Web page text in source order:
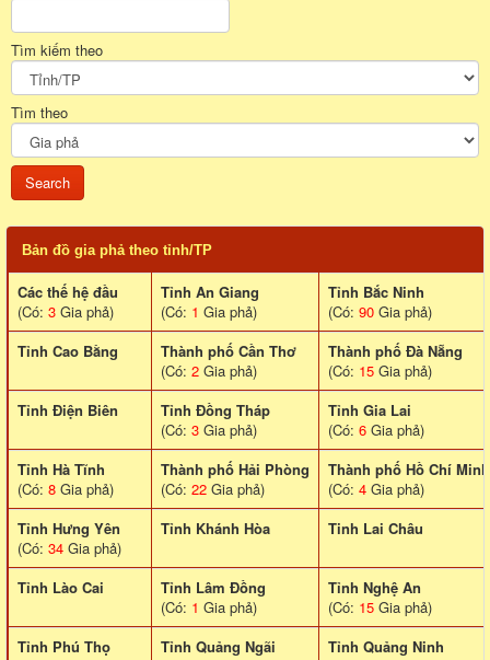
Tìm kiếm theo
Tìm theo
Bản đồ gia phả theo tỉnh/TP
Các thế hệ đầu
(Có: 3 Gia phả)
Tỉnh An Giang
(Có: 1 Gia phả)
Tỉnh Bắc Ninh
(Có: 90 Gia phả)
Tỉnh Cao Bằng
Thành phố Cần Thơ
(Có: 2 Gia phả)
Thành phố Đà Nẵng
(Có: 15 Gia phả)
Tỉnh Điện Biên
Tỉnh Đồng Tháp
(Có: 3 Gia phả)
Tỉnh Gia Lai
(Có: 6 Gia phả)
Tỉnh Hà Tĩnh
(Có: 8 Gia phả)
Thành phố Hải Phòng
(Có: 22 Gia phả)
Thành phố Hồ Chí Minh
(Có: 4 Gia phả)
Tỉnh Hưng Yên
(Có: 34 Gia phả)
Tỉnh Khánh Hòa Tinh Lai Châu
Tỉnh Lào Cai
Tỉnh Lâm Đồng
(Có: 1 Gia phả)
Tỉnh Nghệ An
(Có: 15 Gia phả)
Tỉnh Phú Thọ
Tỉnh Quảng Ngãi
Tỉnh Quảng Ninh